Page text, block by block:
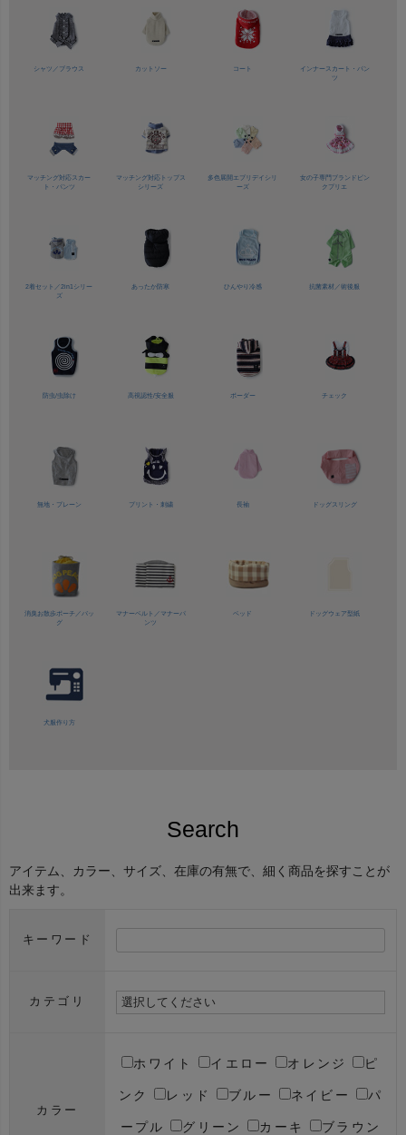
シャツ／ ブラウス カットソー コート
インナースカート・パン
ツ
マッチング対応スカー
ト・パンツ
マッチング対応トップス
シリーズ
多色展開 エブリデイシリ
ーズ
女の子専門ブランド ピン
クプリエ
2着セット／2in1シリー
ズ
あったか防寒 ひんやり冷感 抗菌素材／術後服
防虫/虫除け 高視認性/安全服 ボーダー チェック
無地・プレーン プリント・刺繍 長袖 ドッグスリング
消臭お散歩ポーチ／バッ
グ
マナーベルト／ マナーパ
ンツ
ベッド ドッグウェア型紙
犬服作り方
Search
アイテム、カラー、サイズ、在庫の有無で、細く商品を探すことが
出来ます。
キーワード
カテゴリ
カラー
ホワイト イエロー オレンジ ピ
ンク レッド ブルー ネイビー パ
ープル グリーン カーキ ブラウン